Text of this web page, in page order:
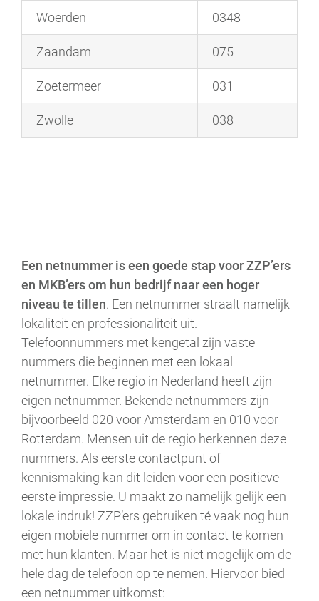
Woerden 0348
Zaandam 075
Zoetermeer 031
Zwolle 038
Een netnummer is een goede stap voor ZZP’ers
en MKB’ers om hun bedrijf naar een hoger
niveau te tillen. Een netnummer straalt namelijk
lokaliteit en professionaliteit uit.
Telefoonnummers met kengetal zijn vaste
nummers die beginnen met een lokaal
netnummer. Elke regio in Nederland heeft zijn
eigen netnummer. Bekende netnummers zijn
bijvoorbeeld 020 voor Amsterdam en 010 voor
Rotterdam. Mensen uit de regio herkennen deze
nummers. Als eerste contactpunt of
kennismaking kan dit leiden voor een positieve
eerste impressie. U maakt zo namelijk gelijk een
lokale indruk! ZZP’ers gebruiken té vaak nog hun
eigen mobiele nummer om in contact te komen
met hun klanten. Maar het is niet mogelijk om de
hele dag de telefoon op te nemen. Hiervoor bied
een netnummer uitkomst: